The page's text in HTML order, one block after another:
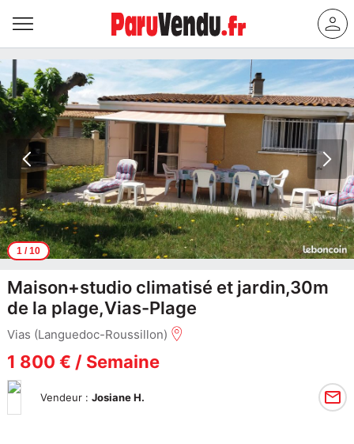
1/ 10
Maison+studio climatisé et jardin,30m
de la plage,Vias-Plage
Vias (Languedoc-Roussillon)
1 800 € / Semaine
Vendeur : Josiane H.